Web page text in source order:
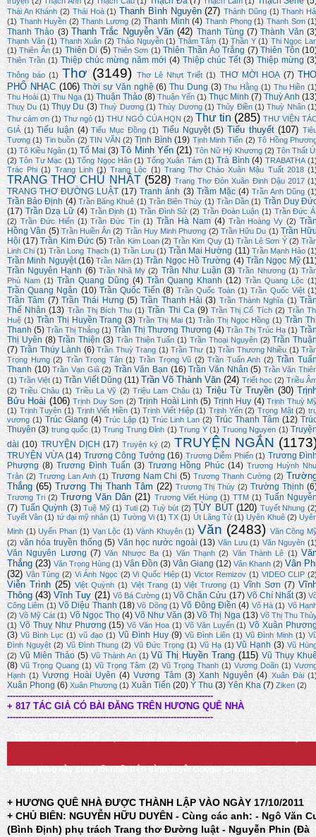
Thái An Khánh (2) Thái Hoà (1) Thanh Bình Nguyên (27) Thành Dũng (1) Thanh
(1) Thanh Huyền (2) Thanh Lương (2) Thanh Minh (4) Thanh Phong (1) Thanh Sơn
Thanh Thảo (3) Thanh Trắc Nguyễn Văn (42) Thanh Tùng (7) Thành Văn
Thạnh Văn (1) Thanh Xuân (2) Thảo Nguyễn (1) Thâm Tâm (1) Thần Y (1) Thi Ngọc
(1) Thiên Ân (1) Thiên Di (5) Thiên Sơn (1) Thiên Thần Áo Trắng (7) Thiên Tôn
Thiên Trần (1) Thiệp chúc mừng năm mới (4) Thiệp chúc Tết (3) Thiệp mừng
Thông báo (1) Thơ (3149) Thơ Lê Nhựt Triết (1) THƠ MỜI HOẠ (7)
PHỔ NHẠC (106) Thời sự Văn nghệ (6) Thu Dung (3) Thu Hằng (1) Thu Hiền
Thu Hoài (1) Thu Nga (1) Thuận Thảo (8) Thuận Yến (1) Thục Minh (7) Thuỳ Anh
Thuỵ Du (1) Thụy Du (3) Thuỳ Dương (1) Thùy Dương (1) Thủy Điền (1) Thuỳ Nhân
Thư cảm ơn (1) Thư ngỏ (1) THƯ NGỎ CỦA HQN (2) Thư tin (285) THƯ VIỆN
GIẢ (1) Tiểu luận (4) Tiểu Mục Đồng (1) Tiểu Nguyệt (5) Tiểu thuyết (107)
Tương (1) Tin buồn (2) TIN VĂN (2) Tịnh Bình (19) Tịnh Minh Tiến (2) Tô Hồng
(1) Tô Kiều Ngân (1) Tố Mai (3) Tô Minh Yến (21) Tôn Nữ Hỷ Khương (2) Tôn Thất
(2) Tôn Tư Mạc (1) Tống Ngọc Hân (1) Tống Xuân Tám (1) Trà Bình (4) TRABATHA
Trác Phi (1) Trang Linh (1) Trang Lộc (1) Trang Thơ Chào Xuân Mậu Tuất 2018
TRANG THƠ CHỦ NHẬT (528) Trang Thơ Đón Xuân Đinh Dậu 2017
TRANG THƠ ĐƯỜNG LUẬT (17) Tranh ảnh (3) Trầm Mặc (4) Trần Anh Dũng
Trần Bảo Định (4) Trần Băng Khuê (1) Trần Biên Thùy (1) Trần Dần (1) Trần Duy
(17) Trần Dzạ Lữ (4) Trần Định (1) Trần Đình Sử (2) Trần Đoàn Luận (1) Trần Đức
(2) Trần Đức Hiển (1) Trần Đức Tín (1) Trần Hà Nam (4) Trần Hoàng Vy (2)
Hồng Vân (5) Trần Huiền Ân (2) Trần Huy Minh Phương (2) Trần Hữu Du (1) Trần
Hội (17) Trần Kim Đức (5) Trần Kim Loan (2) Trần Kim Quy (1) Trần Lê Sơn Ý (2)
Linh Chi (1) Trần Long Thạch (1) Trần Lưu (1) Trần Mai Hường (11) Trần Mạnh Hảo
Trần Minh Nguyệt (16) Trần Năm (1) Trần Ngọc Hồ Trường (4) Trần Ngọc Mỹ
Trần Nguyên Hạnh (6) Trần Nhã My (2) Trần Như Luận (3) Trần Nhương (1)
Phù Nam (1) Trần Quang Dũng (4) Trần Quang Khanh (12) Trần Quang Lộc
Trần Quang Ngân (10) Trần Quốc Tiến (8) Trần Quốc Toàn (1) Trần Quốc Việt
Trần Tâm (7) Trần Thái Hưng (5) Trần Thanh Hải (3) Trần Thành Nghĩa (1)
Thế Nhân (13) Trần Thị Bích Thu (1) Trần Thi Ca (9) Trần Thị Cổ Tích (2) Trần
Huệ (1) Trần Thị Huyền Trang (3) Trần Thị Mai (1) Trần Thị Ngọc Hồng (1) Trần
Thanh (5) Trần Thị Thắng (1) Trần Thị Thương Thương (4) Trần Thị Trúc Hạ (1)
Thị Uyên (8) Trần Thiện (3) Trần Thiện Tuấn (1) Trần Thoại Nguyên (2) Trần
(7) Trần Thúy Lành (6) Trần Thuỳ Trang (1) Trần Thư (1) Trần Thương Nhiều (1)
Trọng Hưng (2) Trần Trọng Tân (1) Trần Trọng Vũ (2) Trần Tuấn Anh (2) Trần
Thanh (10) Trần Vạn Giã (2) Trần Văn Bạn (16) Trần Văn Nhân (5) Trần Văn
(1) Trần Việt (1) Trần Viết Dũng (11) Trần Võ Thành Văn (24) Triết học (2) Triều
(2) Triều Châu (1) Triều La Vỹ (2) Triệu Lam Châu (1) Triệu Từ Truyền (30)
Bửu Hoài (106) Trịnh Duy Sơn (2) Trịnh Hoài Linh (5) Trịnh Huy (4) Trịnh Thuỳ
(1) Trịnh Tuyên (1) Trịnh Viết Hiền (1) Trịnh Viết Hiệp (1) Trịnh Yến (2) Trọng Mật (2)
vương (1) Trúc Giang (4) Trúc Lập (1) Trúc Linh Lan (2) Trúc Thanh Tâm (12)
Thuyên (3) trung quốc (1) Trung Trung Đỉnh (1) Trung Y (1) Truong Nguyen (1)
dài (10) TRUYỆN DỊCH (17) Truyện ký (2) TRUYỆN NGẮN
TRUYỆN VỪA (14) Trương Công Tưởng (16) Trương Diễm Phiến (1) Trương
Phượng (8) Trương Đình Tuấn (3) Trương Hồng Phúc (14) Trương Huỳnh
Trân (2) Trương Lan Anh (1) Trương Nam Chi (5) Trương Thanh Cường (2)
Thắng (65) Trương Thị Thanh Tâm (22) Trương Thị Thúy (2) Trường Thịnh
Trương Tri (2) Trương Văn Dân (21) Trương Viết Hùng (1) TTM (1) Tuấn
(7) Tuấn Quỳnh (3) Tuệ Mỹ (1) Tuti (2) Tuỳ bút (2) TÙY BÚT (120) Tuyết Nhung
Tuyết Vân (1) tứ đại mỹ nhân (1) Tường Vi (1) TX (1) Út Lãng Tử (1) Uyên Khuê (2)
Minh (1) Uyển Phan (1) Vạn Lộc (1) Vành Khuyên (1) Văn (2483) Văn Công
(2) văn hóa truyền thống (5) Văn học nước ngoài (13) Văn Lưu (1) Văn Nguyên
Văn Nguyên Lương (7) Văn Nhược Ba (1) Văn Thạnh (2) Văn Thành Lê (1)
Thắng (23) Văn Trọng Hùng (1) Vân Đồn (3) Vân Giang (12) Vân Khanh (2) Vân
(32) Vân Tùng (2) Vi Ánh Ngọc (2) Vi Quốc Hiệp (1) Victor Remizov (1) VIDEO CLIP
Viễn Trình (25) Việt Quỳnh (1) Việt Trang (1) Việt Trương (1) Vĩnh Sơn (7)
Thông (43) Vĩnh Tuy (21) Võ Bá Cường (1) Võ Chân Cửu (17) Võ Chí Nhất (3)
Công Liêm (1) Võ Diệu Thanh (18) Võ Dõng (1) Võ Đông Điền (4) Võ Hà (1) Võ
(2) Võ Mỹ Cát (1) Võ Ngọc Thọ (4) Võ Như Văn (3) Võ Thị Nga (13) Võ Thị Thu
(1) Võ Thuỵ Như Phương (15) Võ Văn Hoa (1) Võ Văn Luyến (1) Võ Xuân
(3) Vũ Bình Lục (1) vũ đạo (1) Vũ Đình Huy (9) Vũ Đình Liên (1) Vũ Đình Minh (1)
Đình Nguyệt (2) Vũ Đình Thung (2) Vũ Đức Trọng (1) Vũ Hạ (1) Vũ Hạnh (3) Vũ
(2) Vũ Miên Thảo (5) Vũ Thành An (1) Vũ Thị Huyền Trang (115) Vũ Thụy
(8) Vũ Trọng Quang (1) Vũ Trọng Tâm (2) Vũ Trọng Thanh (1) Vương Doãn (1)
Hạnh (1) Vương Hoài Uyên (4) Vương Tâm (3) Xanh Nguyên (4) Xuân Đài
Xuân Phong (6) Xuân Phương (1) Xuân Tiến (20) Ý Thu (3) Yên Kha (7) Ziken (2)
-------------------------------------------------------------------------
+ 817 TÁC GIẢ CÓ BÀI ĐĂNG TRÊN HƯƠNG QUÊ NHÀ
-------------------------------------------------------------------------
TRỞ VỀ TRANG CHỦ Email: huongquenha2023@gmail.com
Trang Web này chạy tốt nhất trên trình duyệt Google Chrome
+ HƯƠNG QUÊ NHÀ ĐƯỢC THÀNH LẬP VÀO NGÀY 17/10/2011
+ CHỦ BIÊN: NGUYỄN HỮU DUYÊN - Cùng các anh: - Ngô Văn
(Bình Định) phụ trách Trang thơ Đường luật - Nguyễn Phin (Đà